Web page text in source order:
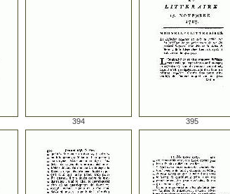
394 395